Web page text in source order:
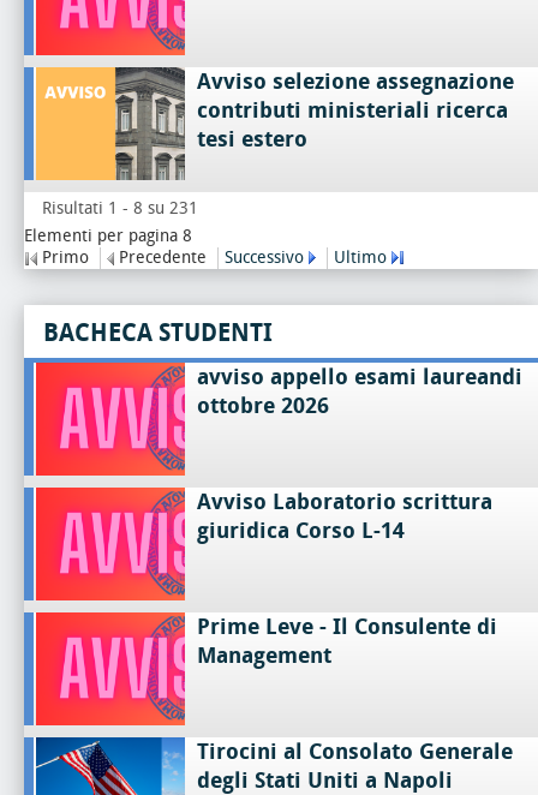
Avviso selezione assegnazione
contributi ministeriali ricerca
tesi estero
Risultati 1 - 8 su 231
Elementi per pagina 8
Primo
Precedente Successivo Ultimo
BACHECA STUDENTI
avviso appello esami laureandi
ottobre 2026
Avviso Laboratorio scrittura
giuridica Corso L-14
Prime Leve - Il Consulente di
Management
Tirocini al Consolato Generale
degli Stati Uniti a Napoli